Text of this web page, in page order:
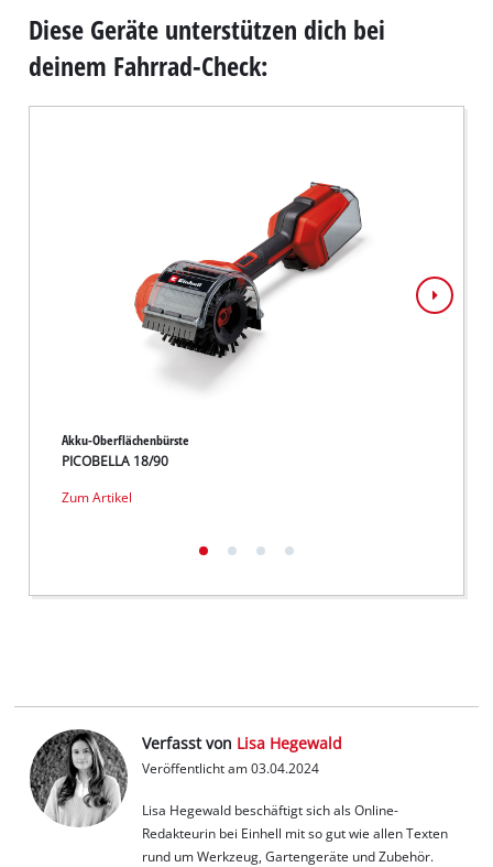
Diese Geräte unterstützen dich bei
deinem Fahrrad-Check:
Akku-Oberflächenbürste
PICOBELLA 18/90
Zum Artikel
Verfasst von Lisa Hegewald
Veröffentlicht am 03.04.2024
Lisa Hegewald beschäftigt sich als Online-
Redakteurin bei Einhell mit so gut wie allen Texten
rund um Werkzeug, Gartengeräte und Zubehör.